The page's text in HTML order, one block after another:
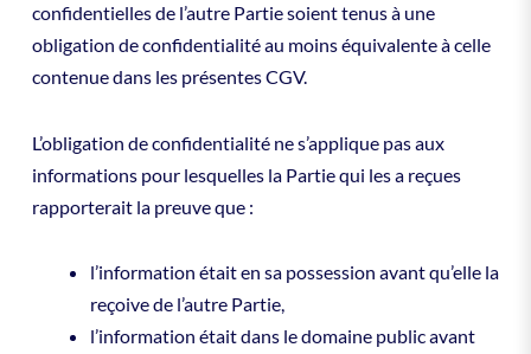
confidentielles de l’autre Partie soient tenus à une
obligation de confidentialité au moins équivalente à celle
contenue dans les présentes CGV.
L’obligation de confidentialité ne s’applique pas aux
informations pour lesquelles la Partie qui les a reçues
rapporterait la preuve que :
l’information était en sa possession avant qu’elle la
reçoive de l’autre Partie,
l’information était dans le domaine public avant